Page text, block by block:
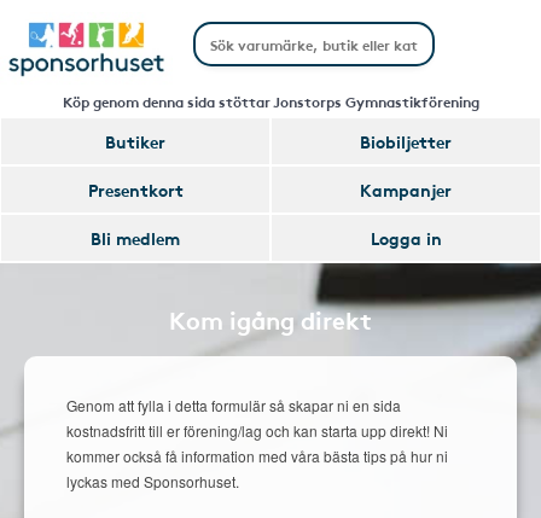
Köp genom denna sida stöttar Jonstorps Gymnastikförening
Butiker
Biobiljetter
Presentkort
Kampanjer
Bli medlem
Logga in
Kom igång direkt
Genom att fylla i detta formulär så skapar ni en sida
kostnadsfritt till er förening/lag och kan starta upp direkt! Ni
kommer också få information med våra bästa tips på hur ni
lyckas med Sponsorhuset.